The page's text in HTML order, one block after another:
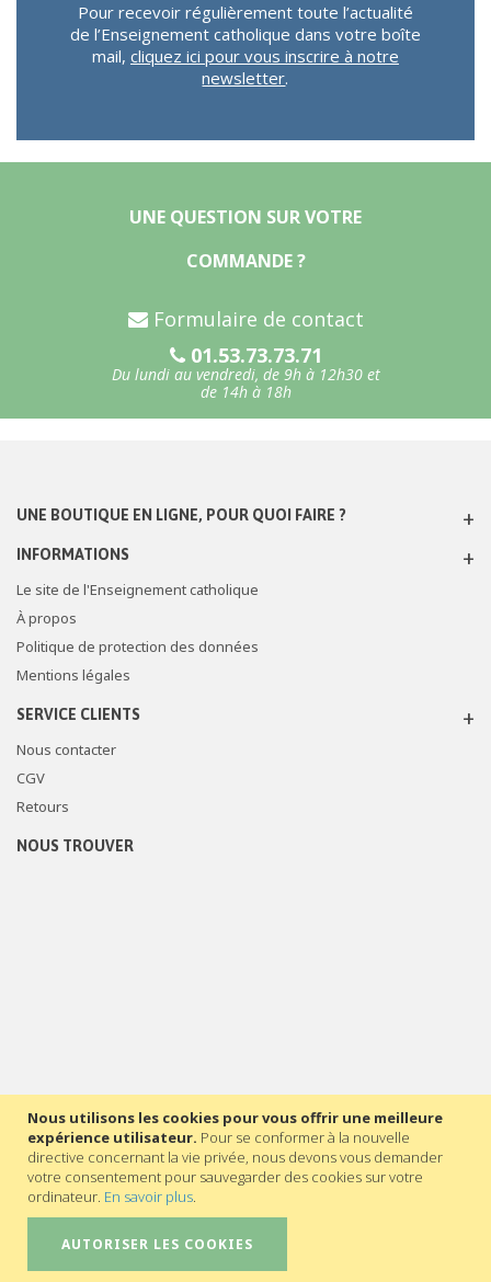
Nous utilisons les cookies pour vous offrir une meilleure
expérience utilisateur. Pour se conformer à la nouvelle
directive concernant la vie privée, nous devons vous demander
votre consentement pour sauvegarder des cookies sur votre
ordinateur. En savoir plus.
AUTORISER LES COOKIES
Pour recevoir régulièrement toute l’actualité
de l’Enseignement catholique dans votre boîte
mail, cliquez ici pour vous inscrire à notre
newsletter.
UNE QUESTION SUR VOTRE
COMMANDE ?
Formulaire de contact
01.53.73.73.71
Du lundi au vendredi, de 9h à 12h30 et
de 14h à 18h
UNE BOUTIQUE EN LIGNE, POUR QUOI FAIRE ?
INFORMATIONS
Le site de l'Enseignement catholique
À propos
Politique de protection des données
Mentions légales
SERVICE CLIENTS
Nous contacter
CGV
Retours
NOUS TROUVER